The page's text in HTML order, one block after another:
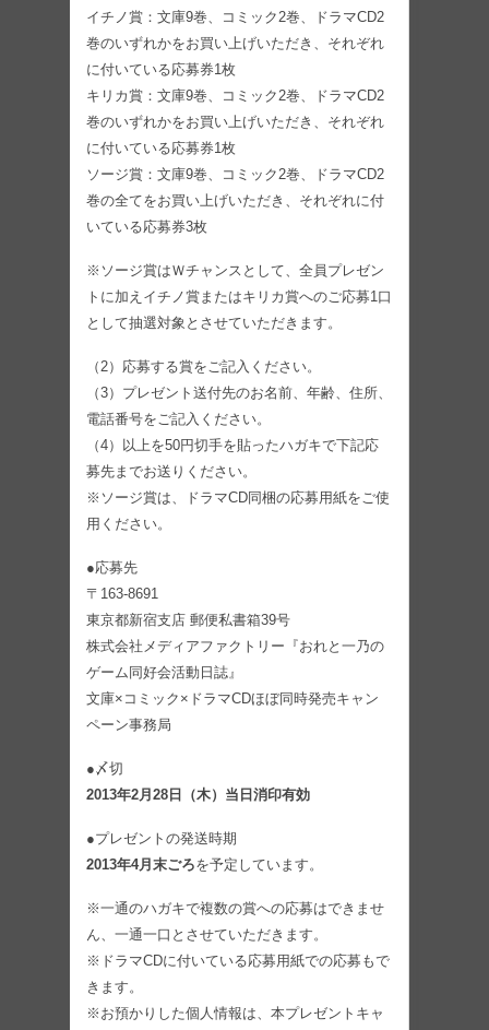
イチノ賞：文庫9巻、コミック2巻、ドラマCD2
巻のいずれかをお買い上げいただき、それぞれ
に付いている応募券1枚
キリカ賞：文庫9巻、コミック2巻、ドラマCD2
巻のいずれかをお買い上げいただき、それぞれ
に付いている応募券1枚
ソージ賞：文庫9巻、コミック2巻、ドラマCD2
巻の全てをお買い上げいただき、それぞれに付
いている応募券3枚
※ソージ賞はＷチャンスとして、全員プレゼン
トに加えイチノ賞またはキリカ賞へのご応募1口
として抽選対象とさせていただきます。
（2）応募する賞をご記入ください。
（3）プレゼント送付先のお名前、年齢、住所、
電話番号をご記入ください。
（4）以上を50円切手を貼ったハガキで下記応
募先までお送りください。
※ソージ賞は、ドラマCD同梱の応募用紙をご使
用ください。
●応募先
〒163-8691
東京都新宿支店 郵便私書箱39号
株式会社メディアファクトリー『おれと一乃の
ゲーム同好会活動日誌』
文庫×コミック×ドラマCDほぼ同時発売キャン
ペーン事務局
●〆切
2013年2月28日（木）当日消印有効
●プレゼントの発送時期
2013年4月末ごろを予定しています。
※一通のハガキで複数の賞への応募はできませ
ん、一通一口とさせていただきます。
※ドラマCDに付いている応募用紙での応募もで
きます。
※お預かりした個人情報は、本プレゼントキャ